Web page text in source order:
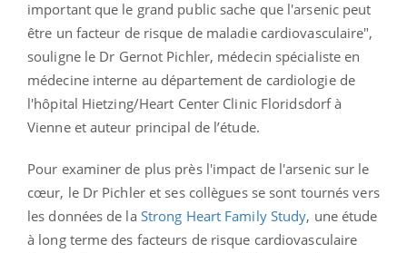
important que le grand public sache que l'arsenic peut
être un facteur de risque de maladie cardiovasculaire",
souligne le Dr Gernot Pichler, médecin spécialiste en
médecine interne au département de cardiologie de
l'hôpital Hietzing/Heart Center Clinic Floridsdorf à
Vienne et auteur principal de l’étude.
Pour examiner de plus près l'impact de l'arsenic sur le
cœur, le Dr Pichler et ses collègues se sont tournés vers
les données de la Strong Heart Family Study, une étude
à long terme des facteurs de risque cardiovasculaire